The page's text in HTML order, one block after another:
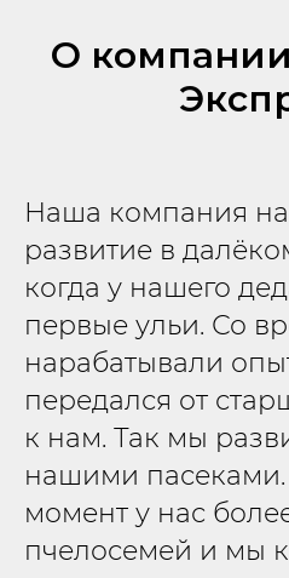
О
Наша компания
развитие в
когда у нашего
первые ульи. Со
нарабатывали
передался от
к нам. Так мы
нашими
момент у нас
пчелосемей и мы